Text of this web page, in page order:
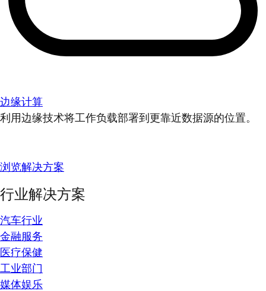
边缘计算
利用边缘技术将工作负载部署到更靠近数据源的位置。
浏览解决方案
行业解决方案
汽车行业
金融服务
医疗保健
工业部门
媒体娱乐